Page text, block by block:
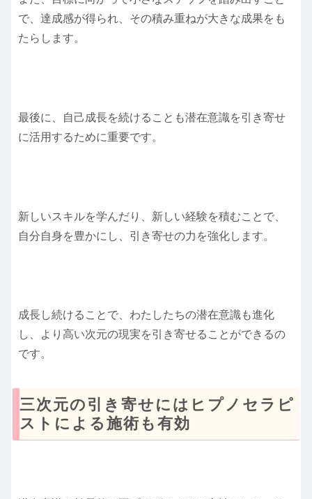
で、達成感が得られ、その積み重ねが大きな成果をも
たらします。
最後に、自己成長を続けることも潜在意識を引き寄せ
に活用するために重要です。
新しいスキルを学んだり、新しい経験を積むことで、
自分自身を豊かにし、引き寄せの力を強化します。
成長し続けることで、わたしたちの潜在意識も進化
し、より高い次元の現実を引き寄せることができるの
です。
三次元の引き寄せにはヒプノセラピ
ストによる施術も有効